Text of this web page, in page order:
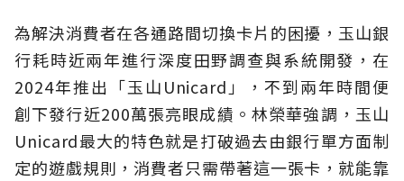
為解決消費者在各通路間切換卡片的困擾，玉山銀
行耗時近兩年進行深度田野調查與系統開發，在
2024年推出「玉山Unicard」，不到兩年時間便
創下發行近200萬張亮眼成績。林榮華強調，玉山
Unicard最大的特色就是打破過去由銀行單方面制
定的遊戲規則，消費者只需帶著這一張卡，就能靠